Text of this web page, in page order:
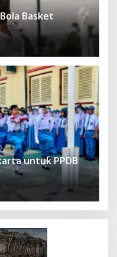
Basket
untuk PPDB